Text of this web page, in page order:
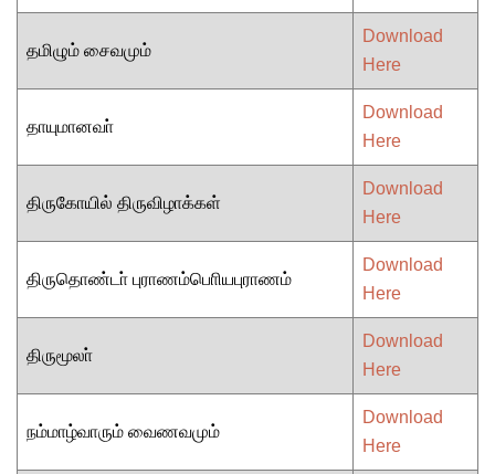
தமிழும் சைவமும்
Download
Here
தாயுமானவா்
Download
Here
திருகோயில் திருவிழாக்கள்
Download
Here
திருதொண்டா் புராணம்பொியபுராணம்
Download
Here
திருமூலா்
Download
Here
நம்மாழ்வாரும் வைணவமும்
Download
Here